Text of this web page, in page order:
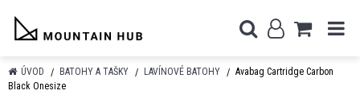
ÚVOD BATOHY A TAŠKY LAVÍNOVÉ BATOHY
Avabag Cartridge Carbon
Black Onesize